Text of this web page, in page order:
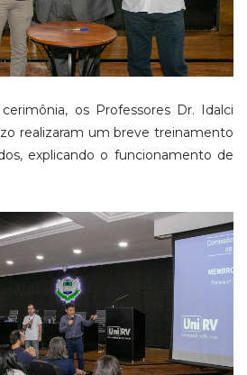
os Professores Dr. Idalci
realizaram um breve treinamento
explicando o funcionamento de